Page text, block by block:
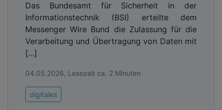
Das Bundesamt für Sicherheit in der
Informationstechnik (BSI) erteilte dem
Messenger Wire Bund die Zulassung für die
Verarbeitung und Übertragung von Daten mit
[...]
04.05.2026, Lesezeit ca. 2 Minuten
digitales